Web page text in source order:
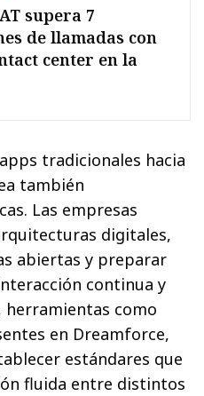
supera 7
de llamadas con
center en la
tradicionales hacia
también
Las empresas
digitales,
abiertas y preparar
continua y
herramientas como
en Dreamforce,
estándares que
fluida entre distintos